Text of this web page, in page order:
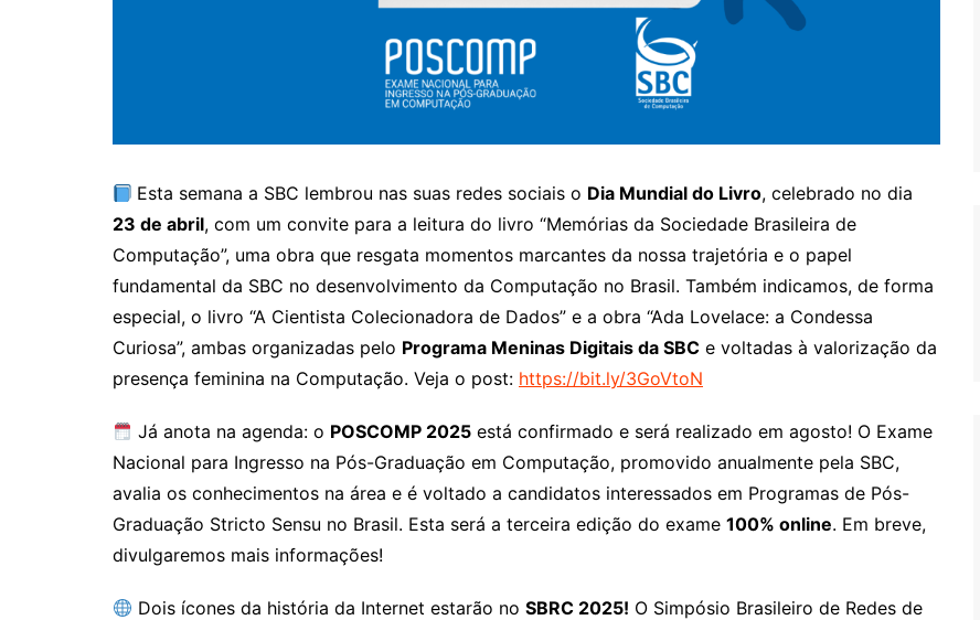
Esta semana a SBC lembrou nas suas redes sociais o Dia Mundial do Livro, celebrado no dia
23 de abril, com um convite para a leitura do livro “Memórias da Sociedade Brasileira de
Computação”, uma obra que resgata momentos marcantes da nossa trajetória e o papel
fundamental da SBC no desenvolvimento da Computação no Brasil. Também indicamos, de forma
especial, o livro “A Cientista Colecionadora de Dados” e a obra “Ada Lovelace: a Condessa
Curiosa”, ambas organizadas pelo Programa Meninas Digitais da SBC e voltadas à valorização da
presença feminina na Computação. Veja o post: https://bit.ly/3GoVtoN
Já anota na agenda: o POSCOMP 2025 está confirmado e será realizado em agosto! O Exame
Nacional para Ingresso na Pós-Graduação em Computação, promovido anualmente pela SBC,
avalia os conhecimentos na área e é voltado a candidatos interessados em Programas de Pós-
Graduação Stricto Sensu no Brasil. Esta será a terceira edição do exame 100% online. Em breve,
divulgaremos mais informações!
Dois ícones da história da Internet estarão noSBRC 2025! O Simpósio Brasileiro de Redes de